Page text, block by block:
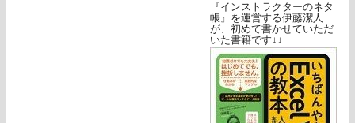
『インストラクターのネタ
帳』を運営する伊藤潔人
が、初めて書かせていただ
いた書籍です↓↓